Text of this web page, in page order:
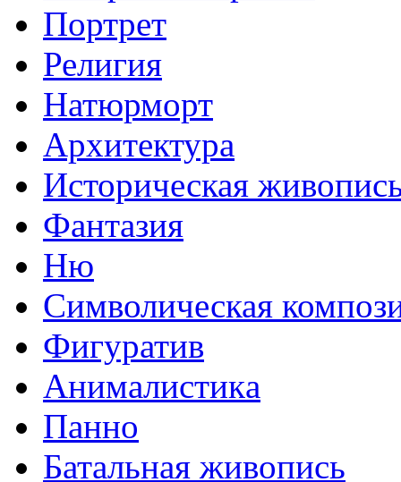
Портрет
Религия
Натюрморт
Архитектура
Историческая
Фантазия
Ню
Символическая
Фигуратив
Анималистикa
Панно
Батальная живопись